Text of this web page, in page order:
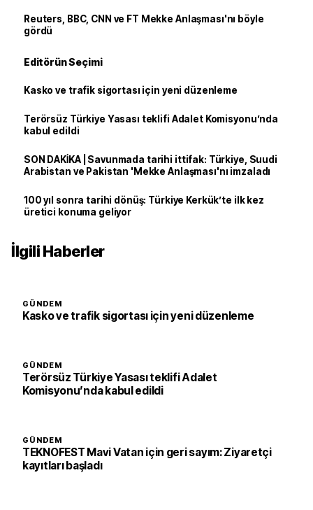
Reuters, BBC, CNN ve FT Mekke Anlaşması'nı böyle
gördü
Editörün Seçimi
Kasko ve trafik sigortası için yeni düzenleme
Terörsüz Türkiye Yasası teklifi Adalet Komisyonu’nda
kabul edildi
SON DAKİKA | Savunmada tarihi ittifak: Türkiye, Suudi
Arabistan ve Pakistan 'Mekke Anlaşması'nı imzaladı
100 yıl sonra tarihi dönüş: Türkiye Kerkük’te ilk kez
üretici konuma geliyor
İlgili Haberler
GÜNDEM
Kasko ve trafik sigortası için yeni düzenleme
GÜNDEM
Terörsüz Türkiye Yasası teklifi Adalet
Komisyonu’nda kabul edildi
GÜNDEM
TEKNOFEST Mavi Vatan için geri sayım: Ziyaretçi
kayıtları başladı